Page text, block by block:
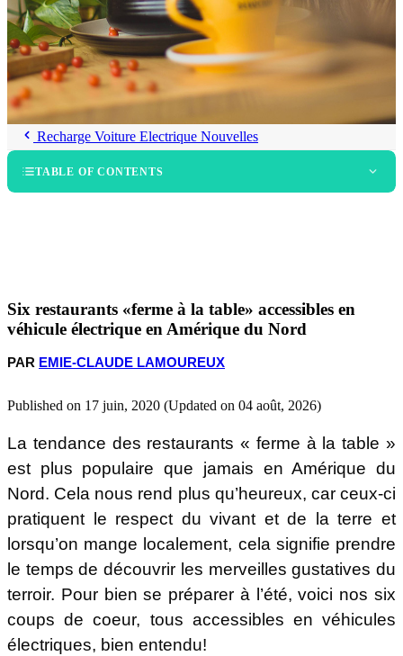
Recharge Voiture Electrique Nouvelles
TABLE OF CONTENTS
Winvian Farm
Fogo Island Inn
Fette Sau
Six restaurants «ferme à la table» accessibles en
véhicule électrique en Amérique du Nord
PAR EMIE-CLAUDE LAMOUREUX
Published on 17 juin, 2020 (Updated on 04 août, 2026)
La tendance des restaurants « ferme à la table »
est plus populaire que jamais en Amérique du
Nord. Cela nous rend plus qu’heureux, car ceux-ci
pratiquent le respect du vivant et de la terre et
lorsqu’on mange localement, cela signifie prendre
le temps de découvrir les merveilles gustatives du
terroir. Pour bien se préparer à l’été, voici nos six
coups de coeur, tous accessibles en véhicules
électriques, bien entendu!